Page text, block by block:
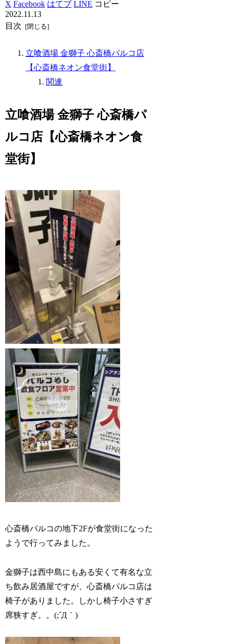
X Facebook はてブ LINE コピー
2022.11.13
目次
立喰酒場 金獅子 心斎橋パルコ店
【心斎橋ネオン食堂街】
関連
立喰酒場 金獅子 心斎橋パ
ルコ店【心斎橋ネオン食
堂街】
心斎橋パルコの地下2Fが食堂街になった
ようで行ってみました。
金獅子は西中島にもある安くて有名な立
ち飲み居酒屋ですが、心斎橋パルコ店は
椅子がありました。しかし椅子小さすぎ
席狭すぎ。。(;´Д｀)